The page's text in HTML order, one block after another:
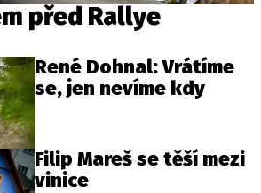
před Rallye
René Dohnal: Vrátíme
se, jen nevíme kdy
Filip Mareš se těší mezi
vinice